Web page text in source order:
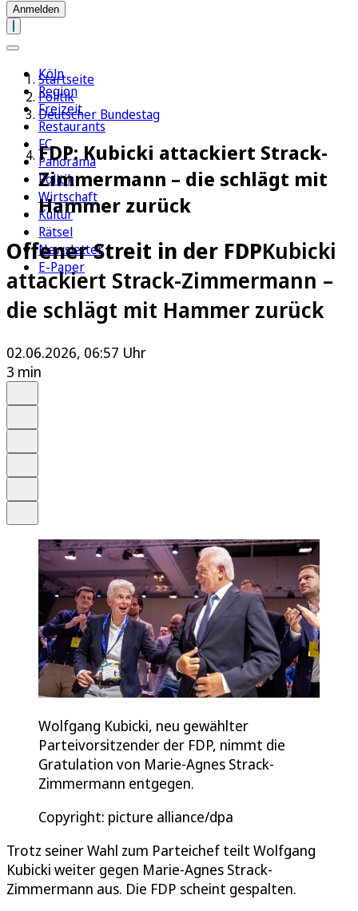
Anmelden
Köln
Region
Freizeit
Restaurants
FC
Panorama
Politik
Wirtschaft
Kultur
Rätsel
Newsletter
E-Paper
Startseite
Politik
Deutscher Bundestag
FDP: Kubicki attackiert Strack-
Zimmermann – die schlägt mit
Hammer zurück
Offener Streit in der FDPKubicki
attackiert Strack-Zimmermann –
die schlägt mit Hammer zurück
02.06.2026, 06:57 Uhr
3 min
Wolfgang Kubicki, neu gewählter
Parteivorsitzender der FDP, nimmt die
Gratulation von Marie-Agnes Strack-
Zimmermann entgegen.
Copyright: picture alliance/dpa
Trotz seiner Wahl zum Parteichef teilt Wolfgang
Kubicki weiter gegen Marie-Agnes Strack-
Zimmermann aus. Die FDP scheint gespalten.